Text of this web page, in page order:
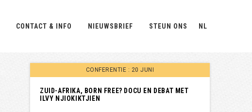
CONTACT & INFO NIEUWSBRIEF STEUN ONS NL
CONFERENTIE : 20 JUNI
ZUID-AFRIKA, BORN FREE? DOCU EN DEBAT MET
ILVY NJIOKIKTJIEN